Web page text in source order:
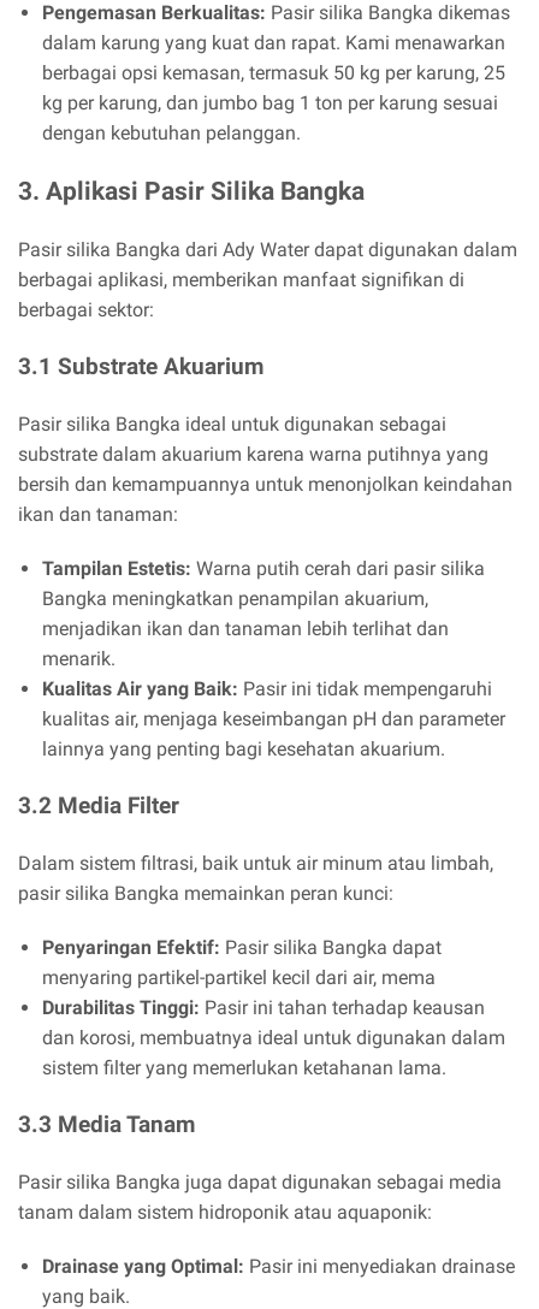
Pengemasan Berkualitas: Pasir silika Bangka dikemas
dalam karung yang kuat dan rapat. Kami menawarkan
berbagai opsi kemasan, termasuk 50 kg per karung, 25
kg per karung, dan jumbo bag 1 ton per karung sesuai
dengan kebutuhan pelanggan.
3. Aplikasi Pasir Silika Bangka
Pasir silika Bangka dari Ady Water dapat digunakan dalam
berbagai aplikasi, memberikan manfaat signifikan di
berbagai sektor:
3.1 Substrate Akuarium
Pasir silika Bangka ideal untuk digunakan sebagai
substrate dalam akuarium karena warna putihnya yang
bersih dan kemampuannya untuk menonjolkan keindahan
ikan dan tanaman:
Tampilan Estetis: Warna putih cerah dari pasir silika
Bangka meningkatkan penampilan akuarium,
menjadikan ikan dan tanaman lebih terlihat dan
menarik.
Kualitas Air yang Baik: Pasir ini tidak mempengaruhi
kualitas air, menjaga keseimbangan pH dan parameter
lainnya yang penting bagi kesehatan akuarium.
3.2 Media Filter
Dalam sistem filtrasi, baik untuk air minum atau limbah,
pasir silika Bangka memainkan peran kunci:
Penyaringan Efektif: Pasir silika Bangka dapat
menyaring partikel-partikel kecil dari air, mema
Durabilitas Tinggi: Pasir ini tahan terhadap keausan
dan korosi, membuatnya ideal untuk digunakan dalam
sistem filter yang memerlukan ketahanan lama.
3.3 Media Tanam
Pasir silika Bangka juga dapat digunakan sebagai media
tanam dalam sistem hidroponik atau aquaponik:
Drainase yang Optimal: Pasir ini menyediakan drainase
yang baik.